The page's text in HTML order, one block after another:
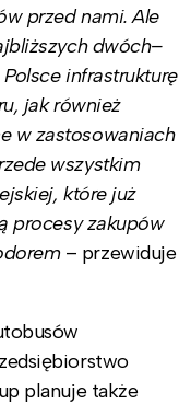
przed nami. Ale
dwóch–
infrastrukturę
jak również
w zastosowaniach
wszystkim
które już
procesy zakupów
– przewiduje
planuje także